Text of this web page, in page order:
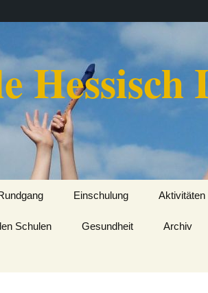
Hessisch
Einschulung Aktivitäten
Wandertage
Schulen Gesundheit Archiv